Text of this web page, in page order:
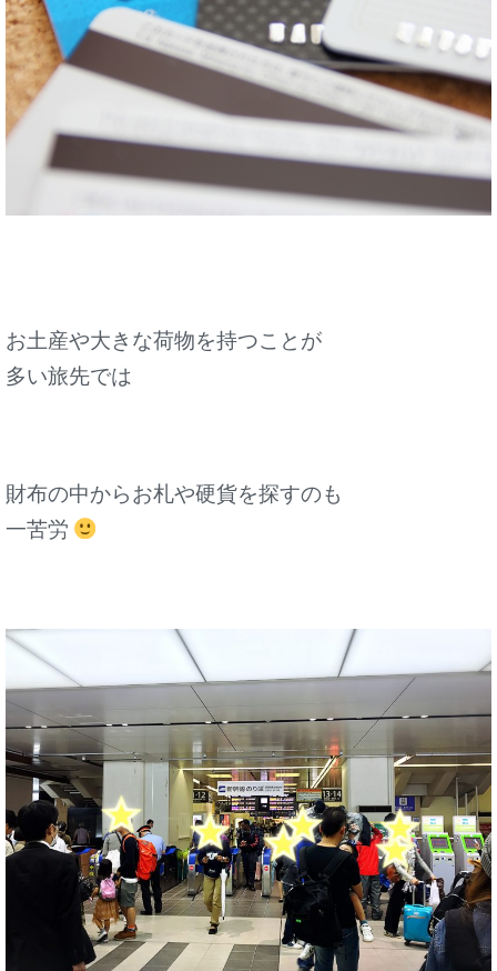
お土産や大きな荷物を持つことが
多い旅先では
財布の中からお札や硬貨を探すのも
一苦労